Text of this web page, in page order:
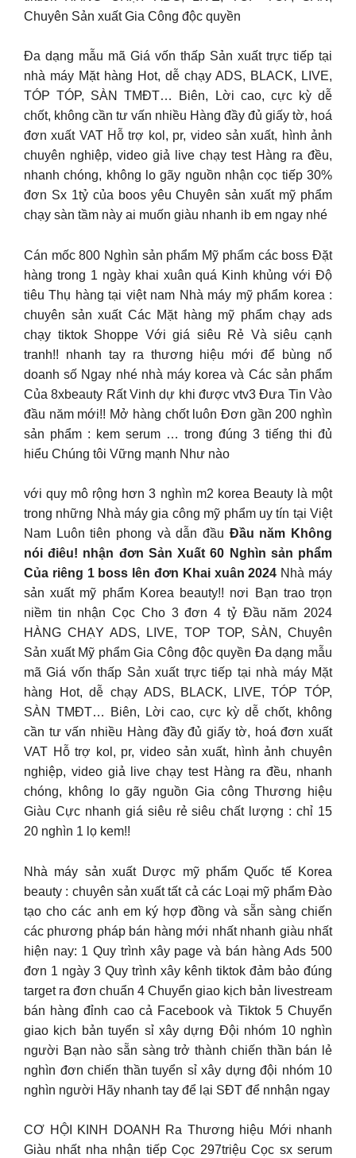
Chuyên Sản xuất Gia Công độc quyền
Đa dạng mẫu mã Giá vốn thấp Sản xuất trực tiếp tại
nhà máy Mặt hàng Hot, dễ chạy ADS, BLACK, LIVE,
TÓP TÓP, SÀN TMĐT… Biên, Lời cao, cực kỳ dễ
chốt, không cần tư vấn nhiều Hàng đầy đủ giấy tờ, hoá
đơn xuất VAT Hỗ trợ kol, pr, video sản xuất, hình ảnh
chuyên nghiệp, video giả live chạy test Hàng ra đều,
nhanh chóng, không lo gãy nguồn nhận cọc tiếp 30%
đơn Sx 1tỷ của boos yêu Chuyên sản xuất mỹ phẩm
chạy sàn tầm này ai muốn giàu nhanh ib em ngay nhé
Cán mốc 800 Nghìn sản phẩm Mỹ phẩm các boss Đặt
hàng trong 1 ngày khai xuân quá Kinh khủng với Độ
tiêu Thụ hàng tại việt nam Nhà máy mỹ phẩm korea :
chuyên sản xuất Các Mặt hàng mỹ phẩm chạy ads
chạy tiktok Shoppe Với giá siêu Rẻ Và siêu cạnh
tranh!! nhanh tay ra thương hiệu mới để bùng nổ
doanh số Ngay nhé nhà máy korea và Các sản phẩm
Của 8xbeauty Rất Vinh dự khi được vtv3 Đưa Tin Vào
đầu năm mới!! Mở hàng chốt luôn Đơn gần 200 nghìn
sản phẩm : kem serum … trong đúng 3 tiếng thi đủ
hiểu Chúng tôi Vững mạnh Như nào
với quy mô rộng hơn 3 nghìn m2 korea Beauty là một
trong những Nhà máy gia công mỹ phẩm uy tín tại Việt
Nam Luôn tiên phong và dẫn đầu Đầu năm Không
nói điêu! nhận đơn Sản Xuất 60 Nghìn sản phẩm
Của riêng 1 boss lên đơn Khai xuân 2024 Nhà máy
sản xuất mỹ phẩm Korea beauty!! nơi Bạn trao trọn
niềm tin nhận Cọc Cho 3 đơn 4 tỷ Đầu năm 2024
HÀNG CHẠY ADS, LIVE, TOP TOP, SÀN, Chuyên
Sản xuất Mỹ phẩm Gia Công độc quyền Đa dạng mẫu
mã Giá vốn thấp Sản xuất trực tiếp tại nhà máy Mặt
hàng Hot, dễ chạy ADS, BLACK, LIVE, TÓP TÓP,
SÀN TMĐT… Biên, Lời cao, cực kỳ dễ chốt, không
cần tư vấn nhiều Hàng đầy đủ giấy tờ, hoá đơn xuất
VAT Hỗ trợ kol, pr, video sản xuất, hình ảnh chuyên
nghiệp, video giả live chạy test Hàng ra đều, nhanh
chóng, không lo gãy nguồn Gia công Thương hiệu
Giàu Cực nhanh giá siêu rẻ siêu chất lượng : chỉ 15
20 nghìn 1 lọ kem!!
Nhà máy sản xuất Dược mỹ phẩm Quốc tế Korea
beauty : chuyên sản xuất tất cả các Loại mỹ phẩm Đào
tạo cho các anh em ký hợp đồng và sẵn sàng chiến
các phương pháp bán hàng mới nhất nhanh giàu nhất
hiện nay: 1 Quy trình xây page và bán hàng Ads 500
đơn 1 ngày 3 Quy trình xây kênh tiktok đảm bảo đúng
target ra đơn chuẩn 4 Chuyển giao kịch bản livestream
bán hàng đỉnh cao cả Facebook và Tiktok 5 Chuyển
giao kịch bản tuyển sỉ xây dựng Đội nhóm 10 nghìn
người Bạn nào sẵn sàng trở thành chiến thần bán lẻ
nghìn đơn chiến thần tuyển sỉ xây dựng đội nhóm 10
nghìn người Hãy nhanh tay để lại SĐT để nnhận ngay
CƠ HỘI KINH DOANH Ra Thương hiệu Mới nhanh
Giàu nhất nha nhận tiếp Cọc 297triệu Cọc sx serum